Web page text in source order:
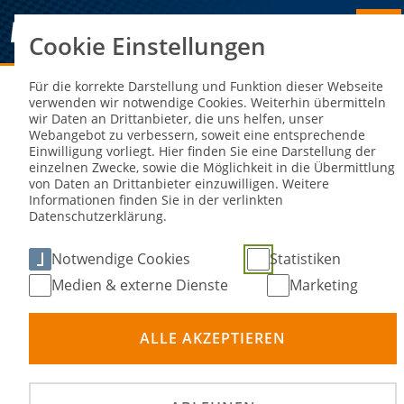
Sie sind hier: DOWNLOADCENTER
Downloadcenter
Hinweise zum Suchbegriff
Groß- und Kleinschreibung werdennicht
berücksichtigt.
Cookie Einstellungen
Für die korrekte Darstellung und Funktion dieser Webseite
verwenden wir notwendige Cookies. Weiterhin übermitteln
wir Daten an Drittanbieter, die uns helfen, unser
Webangebot zu verbessern, soweit eine entsprechende
Einwilligung vorliegt. Hier finden Sie eine Darstellung der
einzelnen Zwecke, sowie die Möglichkeit in die Übermittlung
von Daten an Drittanbieter einzuwilligen. Weitere
Informationen finden Sie in der verlinkten
Datenschutzerklärung.
Notwendige Cookies
Statistiken
Medien & externe Dienste
Marketing
ALLE AKZEPTIEREN